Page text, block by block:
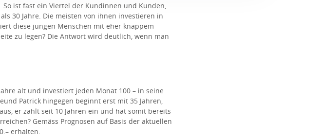
ist fast ein Viertel der Kundinnen und Kunden,
30 Jahre. Die meisten von ihnen investieren in
diese jungen Menschen mit eher knappem
zu legen? Die Antwort wird deutlich, wenn man
alt und investiert jeden Monat 100.– in seine
Patrick hingegen beginnt erst mit 35 Jahren,
er zahlt seit 10 Jahren ein und hat somit bereits
Gemäss Prognosen auf Basis der aktuellen
erhalten.